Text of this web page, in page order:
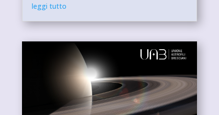
leggi tutto